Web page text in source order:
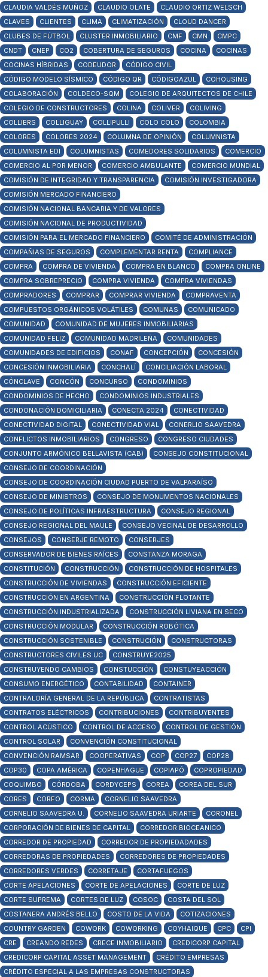
CLAUDIA VALDÉS MUÑOZ CLAUDIO OLATE
CLAUDIO ORTIZ WELSCH
CLAVES
CLIENTES CLIMA CLIMATIZACIÓN
CLOUD DANCER
CLUBES DE FÚTBOL
CLUSTER INMOBILIARIO CMF CMN
CMPC
CNDT
CNEP CO2 COBERTURA DE SEGUROS COCINA
COCINAS
COCINAS HÍBRIDAS
CODEUDOR
CÓDIGO CIVIL
CÓDIGO MODELO SÍSMICO
CÓDIGO QR CÓDIGOAZUL
COHOUSING
COLABORACIÓN
COLDECO-SQM
COLEGIO DE ARQUITECTOS DE CHILE
COLEGIO DE CONSTRUCTORES
COLINA COLIVER
COLIVING
COLLIERS
COLLIGUAY COLLIPULLI COLO COLO
COLOMBIA
COLORES
COLORES 2024 COLUMNA DE OPINIÓN
COLUMNISTA
COLUMNISTA EDI
COLUMNISTAS COMEDORES SOLIDARIOS
COMERCIO
COMERCIO AL POR MENOR
COMERCIO AMBULANTE
COMERCIO MUNDIAL
COMISIÓN DE INTEGRIDAD Y TRANSPARENCIA
COMISIÓN INVESTIGADORA
COMISIÓN MERCADO FINANCIERO
COMISIÓN NACIONAL BANCARIA Y DE VALORES
COMISIÓN NACIONAL DE PRODUCTIVIDAD
COMISIÓN PARA EL MERCADO FINANCIERO
COMITÉ DE ADMINISTRACIÓN
COMPAÑIAS DE SEGUROS
COMPLEMENTAR RENTA
COMPLIANCE
COMPRA
COMPRA DE VIVIENDA COMPRA EN BLANCO
COMPRA ONLINE
COMPRA SOBREPRECIO
COMPRA VIVIENDA
COMPRA VIVIENDAS
COMPRADORES
COMPRAR COMPRAR VIVIENDA
COMPRAVENTA
COMPUESTOS ORGÁNICOS VOLÁTILES
COMUNAS
COMUNICADO
COMUNIDAD
COMUNIDAD DE MUJERES INMOBILIARIAS
COMUNIDAD FELIZ
COMUNIDAD MADRILEÑA
COMUNIDADES
COMUNIDADES DE EDIFICIOS
CONAF CONCEPCIÓN
CONCESIÓN
CONCESIÓN INMOBILIARIA
CONCHALÍ
CONCILIACIÓN LABORAL
CÓNCLAVE
CONCÓN CONCURSO
CONDOMINIOS
CONDOMINIOS DE HECHO
CONDOMINIOS INDUSTRIALES
CONDONACIÓN DOMICILIARIA
CONECTA 2024
CONECTIVIDAD
CONECTIVIDAD DIGITAL
CONECTIVIDAD VIAL
CONERLIO SAAVEDRA
CONFLICTOS INMOBILIARIOS
CONGRESO
CONGRESO CIUDADES
CONJUNTO ARMÓNICO BELLAVISTA (CAB)
CONSEJO CONSTITUCIONAL
CONSEJO DE COORDINACIÓN
CONSEJO DE COORDINACIÓN CIUDAD PUERTO DE VALPARAÍSO
CONSEJO DE MINISTROS
CONSEJO DE MONUMENTOS NACIONALES
CONSEJO DE POLÍTICAS INFRAESTRUCTURA
CONSEJO REGIONAL
CONSEJO REGIONAL DEL MAULE
CONSEJO VECINAL DE DESARROLLO
CONSEJOS
CONSERJE REMOTO
CONSERJES
CONSERVADOR DE BIENES RAÍCES
CONSTANZA MORAGA
CONSTITUCIÓN
CONSTRUCCIÓN
CONSTRUCCIÓN DE HOSPITALES
CONSTRUCCIÓN DE VIVIENDAS
CONSTRUCCIÓN EFICIENTE
CONSTRUCCIÓN EN ARGENTINA
CONSTRUCCIÓN FLOTANTE
CONSTRUCCIÓN INDUSTRIALIZADA
CONSTRUCCIÓN LIVIANA EN SECO
CONSTRUCCIÓN MODULAR
CONSTRUCCIÓN ROBÓTICA
CONSTRUCCIÓN SOSTENIBLE
CONSTRUCIÓN
CONSTRUCTORAS
CONSTRUCTORES CIVILES UC
CONSTRUYE2025
CONSTRUYENDO CAMBIOS
CONSTUCCIÓN
CONSTUYEACCIÓN
CONSUMO ENERGÉTICO
CONTABILIDAD
CONTAINER
CONTRALORÍA GENERAL DE LA REPÚBLICA
CONTRATISTAS
CONTRATOS ELÉCTRICOS
CONTRIBUCIONES
CONTRIBUYENTES
CONTROL ACÚSTICO
CONTROL DE ACCESO
CONTROL DE GESTIÓN
CONTROL SOLAR
CONVENCIÓN CONSTITUCIONAL
CONVENCIÓN RAMSAR
COOPERATIVAS COP COP27
COP28
COP30
COPA AMÉRICA COPENHAGUE COPIAPÓ
COPROPIEDAD
COQUIMBO
CÓRDOBA CORDYCEPS COREA
COREA DEL SUR
CORES
CORFO CORMA
CORNELIO SAAVEDRA
CORNELIO SAAVEDRA U.
CORNELIO SAAVEDRA URIARTE
CORONEL
CORPORACIÓN DE BIENES DE CAPITAL
CORREDOR BIOCEANICO
CORREDOR DE PROPIEDAD
CORREDOR DE PROPIEDADADES
CORREDORAS DE PROPIEDADES
CORREDORES DE PROPIEDADES
CORREDORES VERDES
CORRETAJE
CORTAFUEGOS
CORTE APELACIONES
CORTE DE APELACIONES
CORTE DE LUZ
CORTE SUPREMA
CORTES DE LUZ COSOC
COSTA DEL SOL
COSTANERA ANDRÉS BELLO
COSTO DE LA VIDA
COTIZACIONES
COUNTRY GARDEN
COWORK COWORKING COYHAIQUE CPC
CPI
CRE
CREANDO REDES CRECE INMOBILIARIO
CREDICORP CAPITAL
CREDICORP CAPITAL ASSET MANAGEMENT
CRÉDITO EMPRESAS
CRÉDITO ESPECIAL A LAS EMPRESAS CONSTRUCTORAS